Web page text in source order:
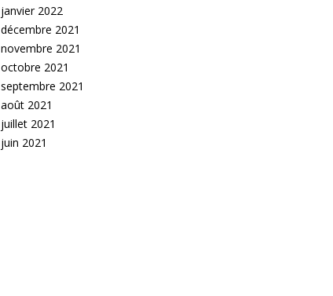
janvier 2022
décembre 2021
novembre 2021
octobre 2021
septembre 2021
août 2021
juillet 2021
juin 2021